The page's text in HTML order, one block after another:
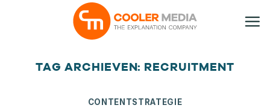
TAG ARCHIEVEN: RECRUITMENT
CONTENTSTRATEGIE